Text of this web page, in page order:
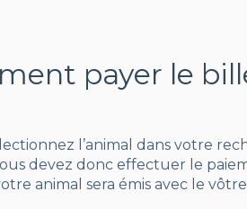
payer le
l’animal dans votre
devez donc effectuer le
animal sera émis avec le